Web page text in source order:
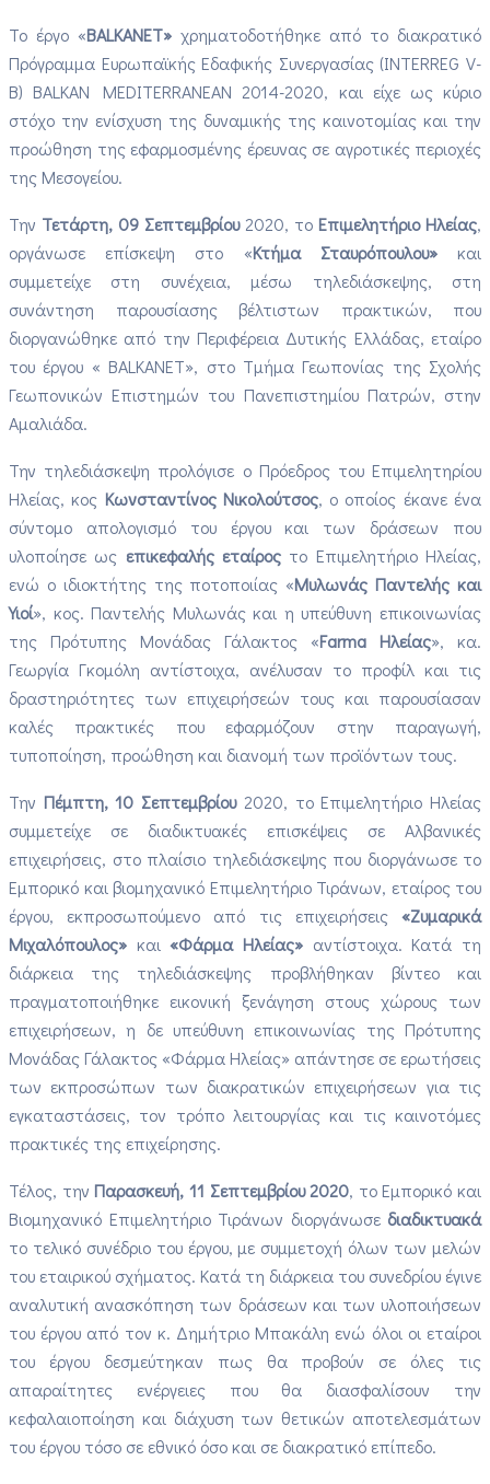
Το έργο «BALKANET» χρηματοδοτήθηκε από το διακρατικό
Πρόγραμμα Ευρωπαϊκής Εδαφικής Συνεργασίας (INTERREG V-
B) BALKAN MEDITERRANEAN 2014-2020, και είχε ως κύριο
στόχο την ενίσχυση της δυναμικής της καινοτομίας και την
προώθηση της εφαρμοσμένης έρευνας σε αγροτικές περιοχές
της Μεσογείου.
Την Τετάρτη, 09 Σεπτεμβρίου2020, το Επιμελητήριο Ηλείας,
οργάνωσε επίσκεψη στο «Κτήμα Σταυρόπουλου»και
συμμετείχε στη συνέχεια, μέσω τηλεδιάσκεψης, στη
συνάντηση παρουσίασης βέλτιστων πρακτικών, που
διοργανώθηκε από την Περιφέρεια Δυτικής Ελλάδας, εταίρο
του έργου « BALKANET», στο Τμήμα Γεωπονίας της Σχολής
Γεωπονικών Επιστημών του Πανεπιστημίου Πατρών, στην
Αμαλιάδα.
Την τηλεδιάσκεψη προλόγισε ο Πρόεδρος του Επιμελητηρίου
Ηλείας, κος Κωνσταντίνος Νικολούτσος, ο οποίος έκανε ένα
σύντομο απολογισμό του έργου και των δράσεων που
υλοποίησε ως επικεφαλής εταίρος το Επιμελητήριο Ηλείας,
ενώ ο ιδιοκτήτης της ποτοποιίας «Μυλωνάς Παντελής και
Υιοί», κος. Παντελής Μυλωνάς και η υπεύθυνη επικοινωνίας
της Πρότυπης Μονάδας Γάλακτος «Farma Ηλείας», κα.
Γεωργία Γκομόλη αντίστοιχα, ανέλυσαν το προφίλ και τις
δραστηριότητες των επιχειρήσεών τους και παρουσίασαν
καλές πρακτικές που εφαρμόζουν στην παραγωγή,
τυποποίηση, προώθηση και διανομή των προϊόντων τους.
Την Πέμπτη, 10 Σεπτεμβρίου2020, το Επιμελητήριο Ηλείας
συμμετείχε σε διαδικτυακές επισκέψεις σε Αλβανικές
επιχειρήσεις, στο πλαίσιο τηλεδιάσκεψης που διοργάνωσε το
Εμπορικό και βιομηχανικό Επιμελητήριο Τιράνων, εταίρος του
έργου, εκπροσωπούμενο από τις επιχειρήσεις «Ζυμαρικά
Μιχαλόπουλος» και«Φάρμα Ηλείας» αντίστοιχα. Κατά τη
διάρκεια της τηλεδιάσκεψης προβλήθηκαν βίντεο και
πραγματοποιήθηκε εικονική ξενάγηση στους χώρους των
επιχειρήσεων, η δε υπεύθυνη επικοινωνίας της Πρότυπης
Μονάδας Γάλακτος «Φάρμα Ηλείας» απάντησε σε ερωτήσεις
των εκπροσώπων των διακρατικών επιχειρήσεων για τις
εγκαταστάσεις, τον τρόπο λειτουργίας και τις καινοτόμες
πρακτικές της επιχείρησης.
Τέλος, την Παρασκευή, 11 Σεπτεμβρίου 2020, το Εμπορικό και
Βιομηχανικό Επιμελητήριο Τιράνων διοργάνωσε διαδικτυακά
το τελικό συνέδριο του έργου, με συμμετοχή όλων των μελών
του εταιρικού σχήματος. Κατά τη διάρκεια του συνεδρίου έγινε
αναλυτική ανασκόπηση των δράσεων και των υλοποιήσεων
του έργου από τον κ. Δημήτριο Μπακάλη ενώ όλοι οι εταίροι
του έργου δεσμεύτηκαν πως θα προβούν σε όλες τις
απαραίτητες ενέργειες που θα διασφαλίσουν την
κεφαλαιοποίηση και διάχυση των θετικών αποτελεσμάτων
του έργου τόσο σε εθνικό όσο και σε διακρατικό επίπεδο.